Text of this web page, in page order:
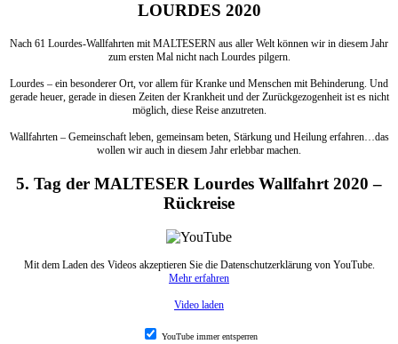
LOURDES 2020
Nach 61 Lourdes-Wallfahrten mit MALTESERN aus aller Welt können wir in diesem Jahr
zum ersten Mal nicht nach Lourdes pilgern.
Lourdes – ein besonderer Ort, vor allem für Kranke und Menschen mit Behinderung. Und
gerade heuer, gerade in diesen Zeiten der Krankheit und der Zurückgezogenheit ist es nicht
möglich, diese Reise anzutreten.
Wallfahrten – Gemeinschaft leben, gemeinsam beten, Stärkung und Heilung erfahren…das
wollen wir auch in diesem Jahr erlebbar machen.
5. Tag der MALTESER Lourdes Wallfahrt 2020 –
Rückreise
Mit dem Laden des Videos akzeptieren Sie die Datenschutzerklärung von YouTube.
Mehr erfahren
Video laden
YouTube immer entsperren